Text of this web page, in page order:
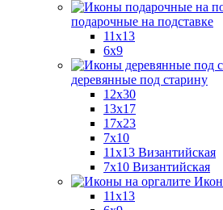
подарочные на подставке
11x13
6x9
деревянные под старину
12х30
13x17
17x23
7x10
11x13 Византийская
7x10 Византийская
11x13